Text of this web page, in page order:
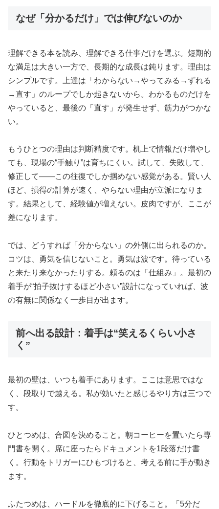
なぜ「分かるだけ」では伸びないのか
理解できる本を読み、理解できる仕事だけを選ぶ。短期的
な満足は大きい一方で、長期的な成長は鈍ります。理由は
シンプルです。上達は「わからない→やってみる→ずれる
→直す」のループでしか起きないから。わかるものだけを
やっていると、最後の「直す」が発生せず、筋力がつかな
い。
もうひとつの理由は判断精度です。机上で情報だけ増やし
ても、現場の“手触り”は育ちにくい。試して、失敗して、
修正して――この往復でしか掴めない感覚がある。賢い人
ほど、損得の計算が速く、やらない理由が立派になりま
す。結果として、経験値が増えない。皮肉ですが、ここが
差になります。
では、どうすれば「分からない」の外側に出られるのか。
コツは、勇気を信じないこと。勇気は波です。待っている
と来たり来なかったりする。頼るのは「仕組み」。最初の
着手が“拍子抜けするほど小さい”設計になっていれば、波
の有無に関係なく一歩目が出ます。
前へ出る設計：着手は“笑えるくらい小さ
く”
最初の壁は、いつも着手にあります。ここは意思ではな
く、段取りで越える。私が効いたと感じるやり方は三つで
す。
ひとつめは、合図を決めること。朝コーヒーを置いたら専
門書を開く。席に座ったらドキュメントを1段落だけ書
く。行動をトリガーにひもづけると、考える前に手が動き
ます。
ふたつめは、ハードルを徹底的に下げること。「5分だ